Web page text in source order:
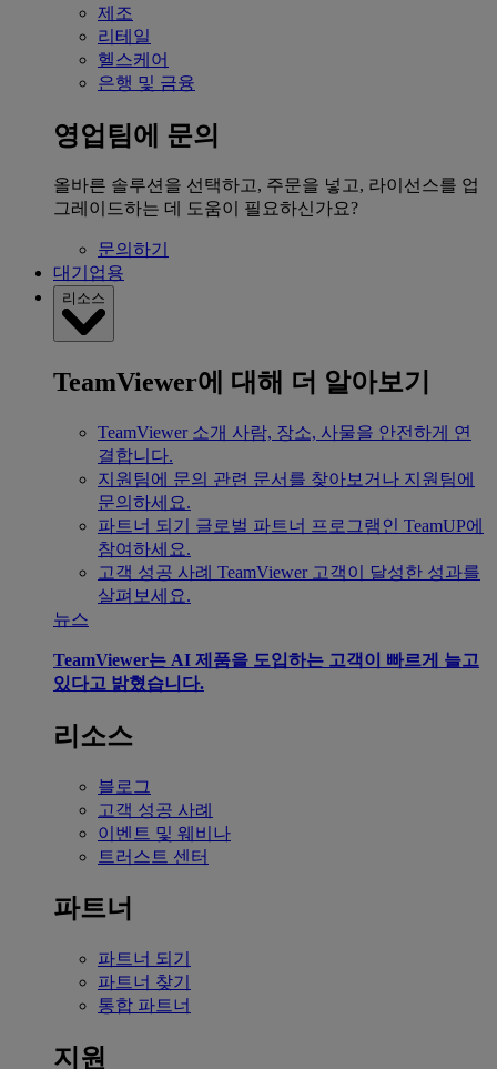
제조
리테일
헬스케어
은행 및 금융
영업팀에 문의
올바른 솔루션을 선택하고, 주문을 넣고, 라이선스를 업
그레이드하는 데 도움이 필요하신가요?
문의하기
대기업용
리소스
TeamViewer에 대해 더 알아보기
TeamViewer 소개 사람, 장소, 사물을 안전하게 연
결합니다.
지원팀에 문의 관련 문서를 찾아보거나 지원팀에
문의하세요.
파트너 되기
글로벌 파트너 프로그램인 TeamUP에
참여하세요.
고객 성공 사례 TeamViewer 고객이 달성한 성과를
살펴보세요.
뉴스
TeamViewer는 AI 제품을 도입하는 고객이 빠르게 늘고
있다고 밝혔습니다.
리소스
블로그
고객 성공 사례
이벤트 및 웨비나
트러스트 센터
파트너
파트너 되기
파트너 찾기
통합 파트너
지원